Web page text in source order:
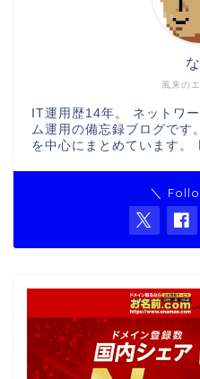
風来の
IT運用歴14年。 ネットワ
ム運用の備忘録ブログです
を中心にまとめています
＼